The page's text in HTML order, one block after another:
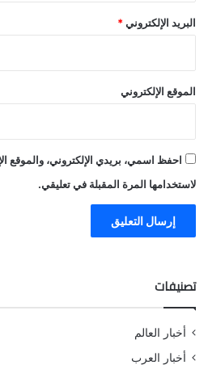
البريد الإلكتروني *
الموقع الإلكتروني
احفظ اسمي، بريدي الإلكتروني، والموقع
لاستخدامها المرة المقبلة في تعليقي.
تصنيفات
أخبار العالم
أخبار العرب